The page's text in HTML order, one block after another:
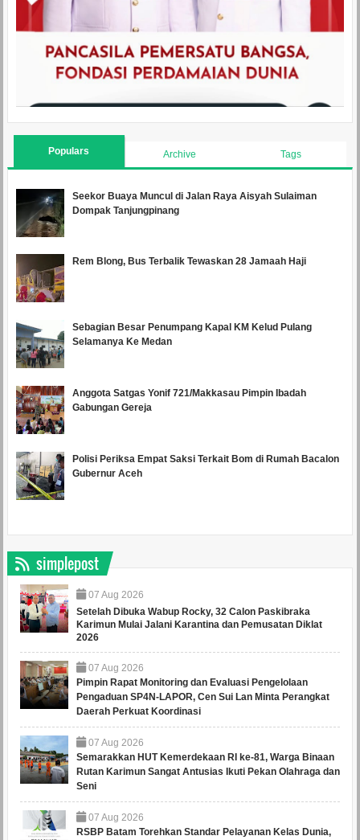
Populars Archive Tags
Seekor Buaya Muncul di Jalan Raya Aisyah Sulaiman
Dompak Tanjungpinang
Rem Blong, Bus Terbalik Tewaskan 28 Jamaah Haji
Sebagian Besar Penumpang Kapal KM Kelud Pulang
Selamanya Ke Medan
Anggota Satgas Yonif 721/Makkasau Pimpin Ibadah
Gabungan Gereja
Polisi Periksa Empat Saksi Terkait Bom di Rumah Bacalon
Gubernur Aceh
simplepost
07 Aug 2026
Setelah Dibuka Wabup Rocky, 32 Calon Paskibraka
Karimun Mulai Jalani Karantina dan Pemusatan Diklat
2026
07 Aug 2026
Pimpin Rapat Monitoring dan Evaluasi Pengelolaan
Pengaduan SP4N-LAPOR, Cen Sui Lan Minta Perangkat
Daerah Perkuat Koordinasi
07 Aug 2026
Semarakkan HUT Kemerdekaan RI ke-81, Warga Binaan
Rutan Karimun Sangat Antusias Ikuti Pekan Olahraga dan
Seni
07 Aug 2026
RSBP Batam Torehkan Standar Pelayanan Kelas Dunia,